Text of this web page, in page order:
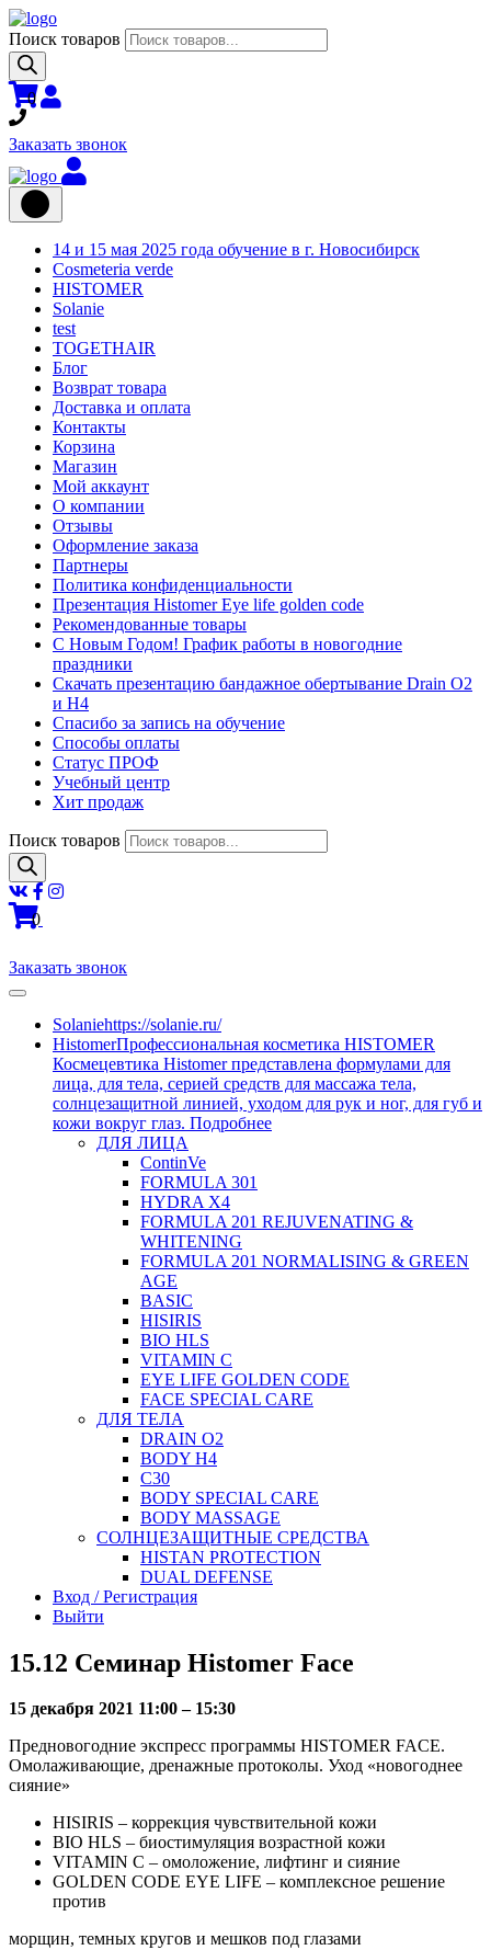
Поиск товаров
0
Заказать звонок
14 и 15 мая 2025 года обучение в г. Новосибирск
Cosmeteria verde
HISTOMER
Solanie
test
TOGETHAIR
Блог
Возврат товара
Доставка и оплата
Контакты
Корзина
Магазин
Мой аккаунт
О компании
Отзывы
Оформление заказа
Партнеры
Политика конфиденциальности
Презентация Histomer Eye life golden code
Рекомендованные товары
С Новым Годом! График работы в новогодние
праздники
Скачать презентацию бандажное обертывание Drain O2
и H4
Спасибо за запись на обучение
Способы оплаты
Статус ПРОФ
Учебный центр
Хит продаж
Поиск товаров
0
Заказать звонок
Solaniehttps://solanie.ru/
HistomerПрофессиональная косметика HISTOMER
Космецевтика Histomer представлена формулами для
лица, для тела, серией средств для массажа тела,
солнцезащитной линией, уходом для рук и ног, для губ и
кожи вокруг глаз. Подробнее
ДЛЯ ЛИЦА
ContinVe
FORMULA 301
HYDRA X4
FORMULA 201 REJUVENATING &
WHITENING
FORMULA 201 NORMALISING & GREEN
AGE
BASIC
HISIRIS
BIO HLS
VITAMIN C
EYE LIFE GOLDEN CODE
FACE SPECIAL CARE
ДЛЯ ТЕЛА
DRAIN O2
BODY H4
C30
BODY SPECIAL CARE
BODY MASSAGE
СОЛНЦЕЗАЩИТНЫЕ СРЕДСТВА
HISTAN PROTECTION
DUAL DEFENSE
Вход / Регистрация
Выйти
15.12 Семинар Histomer Face
15 декабря 2021 11:00 – 15:30
Предновогодние экспресс программы HISTOMER FACE.
Омолаживающие, дренажные протоколы. Уход «новогоднее
сияние»
HISIRIS – коррекция чувствительной кожи
BIO HLS – биостимуляция возрастной кожи
VITAMIN C – омоложение, лифтинг и сияние
GOLDEN CODE EYE LIFE – комплексное решение
против
морщин, темных кругов и мешков под глазами